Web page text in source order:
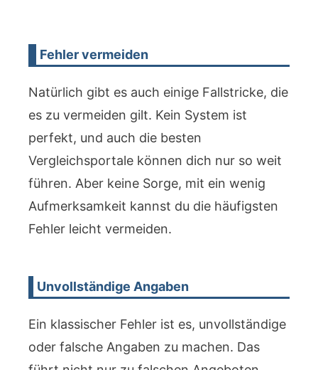
Fehler vermeiden
Natürlich gibt es auch einige Fallstricke, die
es zu vermeiden gilt. Kein System ist
perfekt, und auch die besten
Vergleichsportale können dich nur so weit
führen. Aber keine Sorge, mit ein wenig
Aufmerksamkeit kannst du die häufigsten
Fehler leicht vermeiden.
Unvollständige Angaben
Ein klassischer Fehler ist es, unvollständige
oder falsche Angaben zu machen. Das